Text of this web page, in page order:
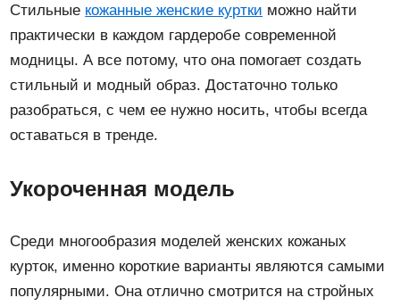
Стильные кожанные женские куртки можно найти
практически в каждом гардеробе современной
модницы. А все потому, что она помогает создать
стильный и модный образ. Достаточно только
разобраться, с чем ее нужно носить, чтобы всегда
оставаться в тренде.
Укороченная модель
Среди многообразия моделей женских кожаных
курток, именно короткие варианты являются самыми
популярными. Она отлично смотрится на стройных